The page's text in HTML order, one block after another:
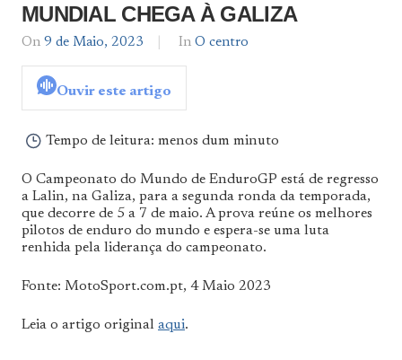
MUNDIAL CHEGA À GALIZA
On 9 de Maio, 2023
By
In O centro
Ouvir este artigo
Tempo de leitura: menos dum minuto
O Campeonato do Mundo de EnduroGP está de regresso
a Lalin, na Galiza, para a segunda ronda da temporada,
que decorre de 5 a 7 de maio. A prova reúne os melhores
pilotos de enduro do mundo e espera-se uma luta
renhida pela liderança do campeonato.
Fonte: MotoSport.com.pt, 4 Maio 2023
Leia o artigo original aqui.